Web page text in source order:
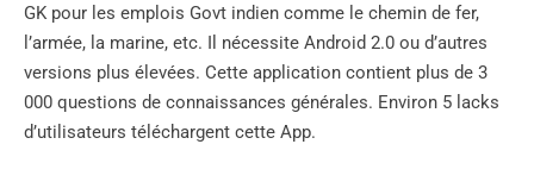
GK pour les emplois Govt indien comme le chemin de fer,
l’armée, la marine, etc. Il nécessite Android 2.0 ou d’autres
versions plus élevées. Cette application contient plus de 3
000 questions de connaissances générales. Environ 5 lacks
d’utilisateurs téléchargent cette App.